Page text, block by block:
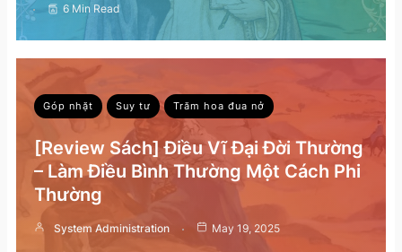
6 Min Read
Góp nhặt Suy tư Trăm hoa đua nở
[Review Sách] Điều Vĩ Đại Đời Thường
– Làm Điều Bình Thường Một Cách Phi
Thường
System Administration May 19, 2025